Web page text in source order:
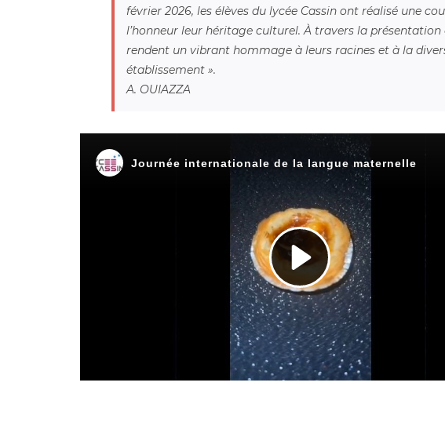
février 2026, les élèves du lycée Cassin ont réalisé une
l’honneur leur héritage culturel. À travers la présentation
rendent un vibrant hommage à leurs racines et à la
établissement ».
A. OUIAZZA